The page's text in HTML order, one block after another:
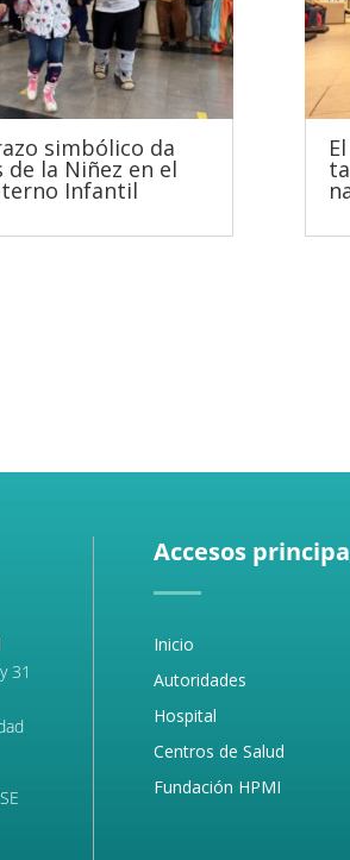
simbólico da
de la Niñez en el
Infantil
31
Accesos
Inicio
Autoridades
Hospital
Centros de Salud
Fundación HPMI